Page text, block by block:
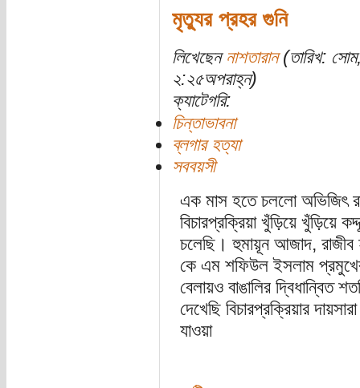
মৃত্যুর প্রহর গুনি
লিখেছেন নাশতারান(তারিখ:
২:২৫অপরাহ্ন)
ক্যাটেগরি:
চিন্তাভাবনা
ব্লগার হত্যা
সববয়সী
এক মাস হতে চললো অভিজিৎ
বিচারপ্রক্রিয়া খুঁড়িয়ে খুঁড়িয়ে
চলেছি। হুমায়ূন আজাদ, রাজীব
কে এম শফিউল ইসলাম
বেলায়ও বাঙালির
দেখেছি বিচারপ্রক্রিয়ার
যাওয়া